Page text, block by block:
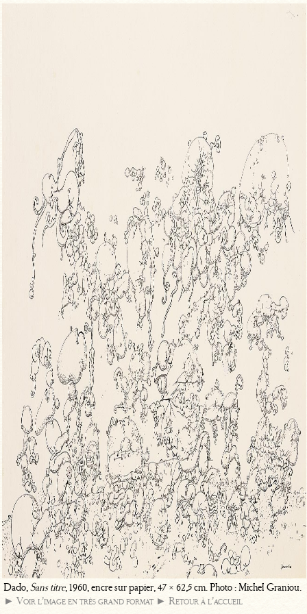
Dado,Sans titre, 1960, encre sur papier, 47 × 62,5 cm. Photo : Michel Graniou.
► Voir l’image en très grand format ► Retour à l’accueil